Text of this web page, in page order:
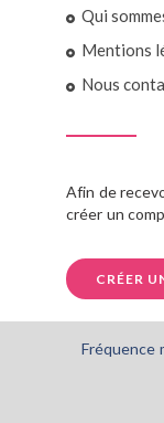
Qui
Mentions
Nous
Afin de
créer un
CRÉER
Fréquence